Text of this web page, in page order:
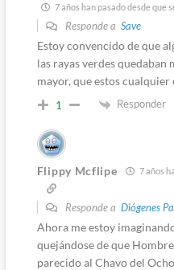
7 años han pasado desde que
Responde a Save
Estoy convencido de que
las rayas verdes
mayor, que estos cualquier
1 Responder
Flippy Mcflipe 7 años
Responde a Diógenes
Ahora me estoy
quejándose de que
parecido al Chavo del